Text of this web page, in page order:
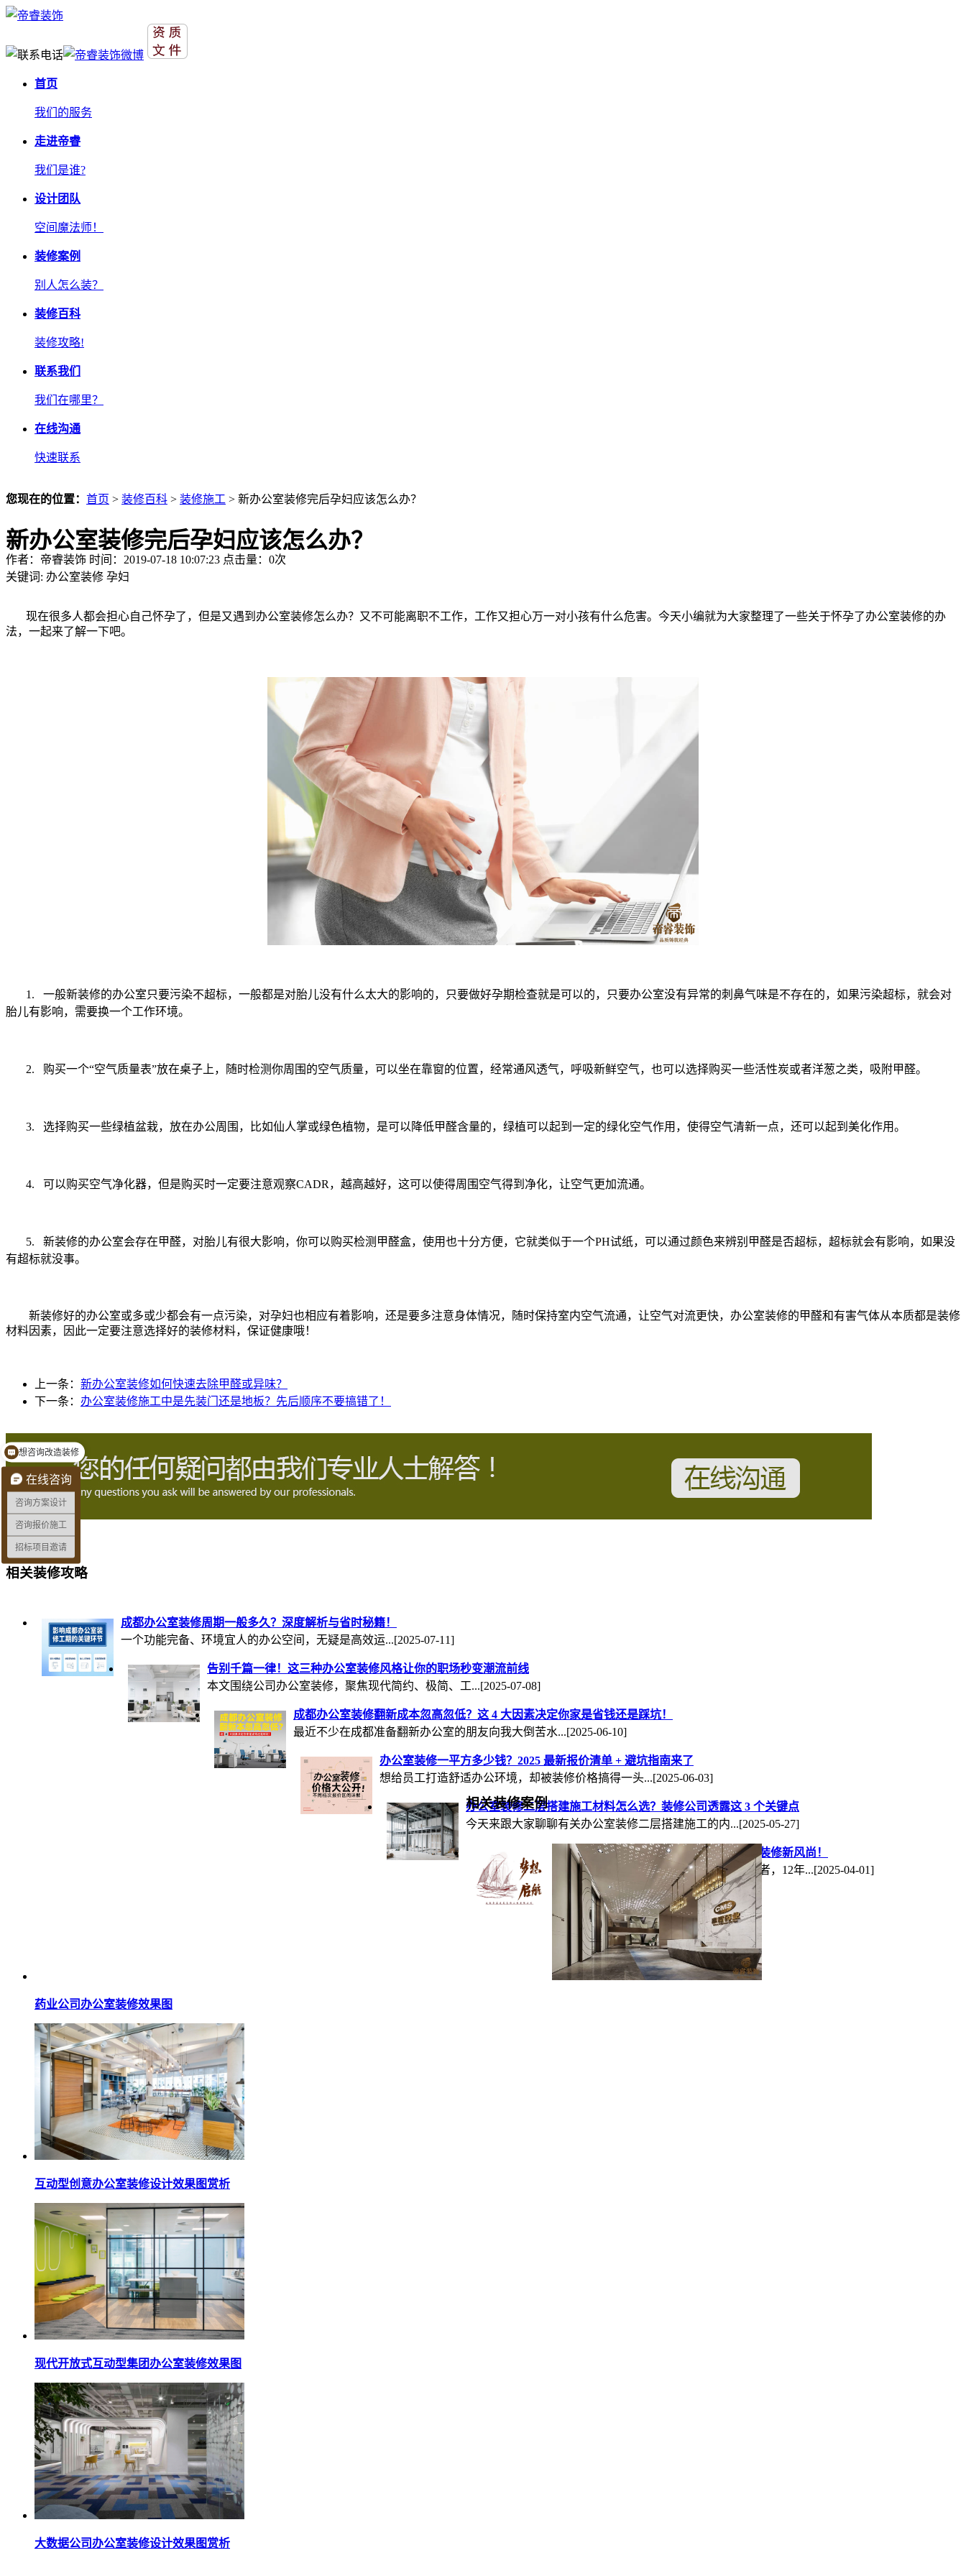
首页
我们的服务
走进帝睿
我们是谁?
设计团队
空间魔法师！
装修案例
别人怎么装？
装修百科
装修攻略!
联系我们
我们在哪里？
在线沟通
快速联系
您现在的位置： 首页 > 装修百科 > 装修施工 > 新办公室装修完后孕妇应该怎么办？
新办公室装修完后孕妇应该怎么办？
作者：帝睿装饰 时间：2019-07-18 10:07:23 点击量： 0次
关键词: 办公室装修 孕妇
现在很多人都会担心自己怀孕了，但是又遇到办公室装修怎么办？又不可能离职不工作，工作又担心万一对小孩有什么危害。今天小编就为大家整理了一些关于怀孕了办公室装修的办
法，一起来了解一下吧。
1.
一般新装修的办公室只要污染不超标，一般都是对胎儿没有什么太大的影响的，只要做好孕期检查就是可以的，只要办公室没有异常的刺鼻气味是不存在的，如果污染超标，就会对
胎儿有影响，需要换一个工作环境。
2. 购买一个“空气质量表”放在桌子上，随时检测你周围的空气质量，可以坐在靠窗的位置，经常通风透气，呼吸新鲜空气，也可以选择购买一些活性炭或者洋葱之类，吸附甲醛。
3. 选择购买一些绿植盆栽，放在办公周围，比如仙人掌或绿色植物，是可以降低甲醛含量的，绿植可以起到一定的绿化空气作用，使得空气清新一点，还可以起到美化作用。
4. 可以购买空气净化器，但是购买时一定要注意观察CADR ，越高越好，这可以使得周围空气得到净化，让空气更加流通。
5. 新装修的办公室会存在甲醛，对胎儿有很大影响，你可以购买检测甲醛盒，使用也十分方便，它就类似于一个PH试纸，可以通过颜色来辨别甲醛是否超标，超标就会有影响，如果没
有超标就没事。
新装修好的办公室或多或少都会有一点污染，对孕妇也相应有着影响，还是要多注意身体情况，随时保持室内空气流通，让空气对流更快，办公室装修的甲醛和有害气体从本质都是装修
材料因素，因此一定要注意选择好的装修材料，保证健康哦！
上一条： 新办公室装修如何快速去除甲醛或异味？
下一条： 办公室装修施工中是先装门还是地板？先后顺序不要搞错了！
相关装修攻略
成都办公室装修周期一般多久？深度解析与省时秘籍！
一个功能完备、环境宜人的办公空间，无疑是高效运...[2025-07-11]
告别千篇一律！这三种办公室装修风格让你的职场秒变潮流前线
本文围绕公司办公室装修，聚焦现代简约、极简、工...[2025-07-08]
成都办公室装修翻新成本忽高忽低？这 4 大因素决定你家是省钱还是踩坑！
最近不少在成都准备翻新办公室的朋友向我大倒苦水...[2025-06-10]
办公室装修一平方多少钱？2025 最新报价清单 + 避坑指南来了
想给员工打造舒适办公环境，却被装修价格搞得一头...[2025-06-03]
办公室装修二层搭建施工材料怎么选？装修公司透露这 3 个关键点
今天来跟大家聊聊有关办公室装修二层搭建施工的内...[2025-05-27]
成都工装公司：帝睿装饰专业打造办公室装修新风尚！
成都帝睿装饰，作为成都工装公司的佼佼者，12年...[2025-04-01]
相关装修案例
药业公司办公室装修效果图
互动型创意办公室装修设计效果图赏析
现代开放式互动型集团办公室装修效果图
大数据公司办公室装修设计效果图赏析
在线咨询
咨询方案设计
咨询报价施工
招标项目邀请
预约量房看现场